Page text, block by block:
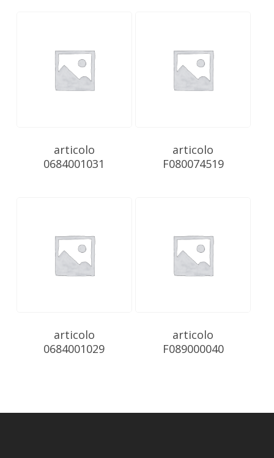
articolo
0684001031
articolo
F080074519
articolo
0684001029
articolo
F089000040